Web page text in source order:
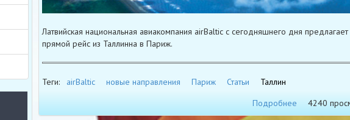
Латвийская национальная авиакомпания airBaltic с сегодняшнего дня
прямой рейс из Таллинна в Париж.
Теги: airBaltic новые направления Париж Статьи
Таллин
Подробнее
4240